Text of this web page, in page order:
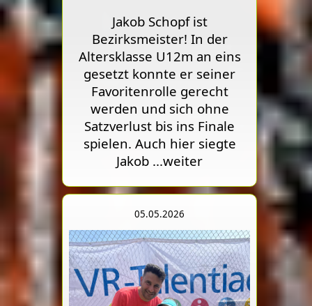
Jakob Schopf ist
Bezirksmeister! In der
Altersklasse U12m an eins
gesetzt konnte er seiner
Favoritenrolle gerecht
werden und sich ohne
Satzverlust bis ins Finale
spielen. Auch hier siegte
Jakob ...weiter
05.05.2026